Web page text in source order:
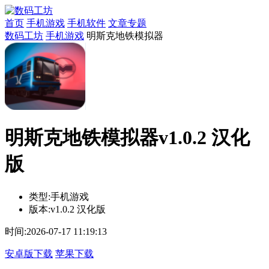
首页 手机游戏 手机软件 文章专题
数码工坊 手机游戏 明斯克地铁模拟器
明斯克地铁模拟器v1.0.2 汉化
版
类型:手机游戏
版本:v1.0.2 汉化版
时间:2026-07-17 11:19:13
安卓版下载 苹果下载